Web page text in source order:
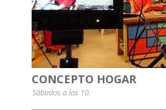
CONCEPTO HOGAR
Sábados a las 10.